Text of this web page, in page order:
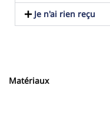
Je n'ai rien reçu
Matériaux